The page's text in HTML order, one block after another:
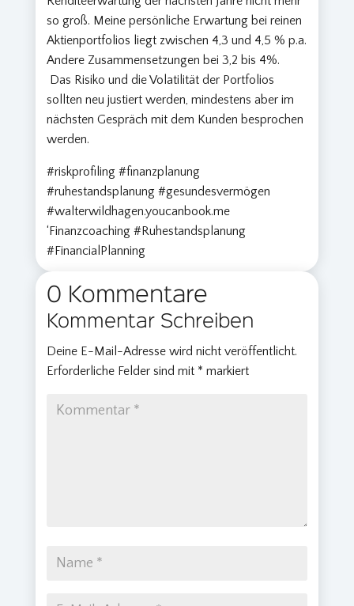
so groß. Meine persönliche Erwartung bei reinen
Aktienportfolios liegt zwischen 4,3 und 4,5 % p.a.
Andere Zusammensetzungen bei 3,2 bis 4%.
Das Risiko und die Volatilität der Portfolios
sollten neu justiert werden, mindestens aber im
nächsten Gespräch mit dem Kunden besprochen
werden.
#riskprofiling #finanzplanung
#ruhestandsplanung #gesundesvermögen
#walterwildhagen.youcanbook.me
‘Finanzcoaching #Ruhestandsplanung
#FinancialPlanning
0 Kommentare
Kommentar Schreiben
Deine E-Mail-Adresse wird nicht veröffentlicht.
Erforderliche Felder sind mit * markiert